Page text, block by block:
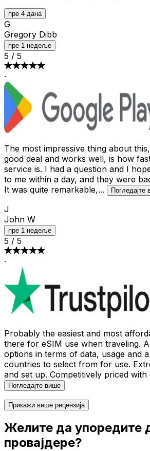
пре 4 дана
G
Gregory Dibb
пре 1 недеље
5 / 5
·
The most impressive thing about
good deal and works well, is how
service is. I had a question and I
to me within a day, and they were
It was quite remarkable,... Погледајте
J
John W
пре 1 недеље
5 / 5
·
Probably the easiest and most
there for eSIM use when traveling.
options in terms of data, usage and
countries to select from for use.
and set up. Competitively priced with
Погледајте више
Прикажи више рецензија
Желите да упоредите
провајдере?